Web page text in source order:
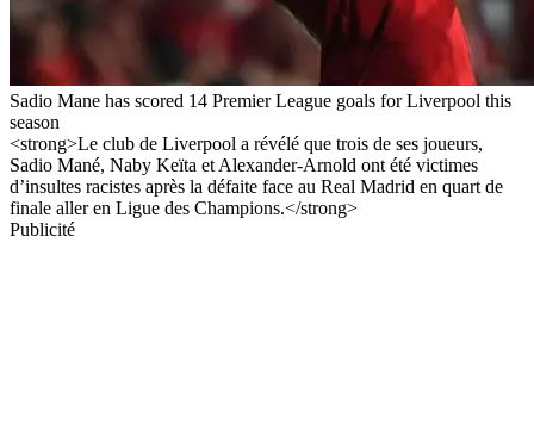
Sadio Mane has scored 14 Premier League goals for Liverpool this
season
<strong>Le club de Liverpool a révélé que trois de ses joueurs,
Sadio Mané, Naby Keïta et Alexander-Arnold ont été victimes
d’insultes racistes après la défaite face au Real Madrid en quart de
finale aller en Ligue des Champions.</strong>
Publicité